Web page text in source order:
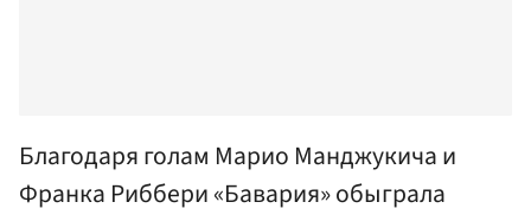
Благодаря голам Марио Манджукича и
Франка Риббери «Бавария» обыграла